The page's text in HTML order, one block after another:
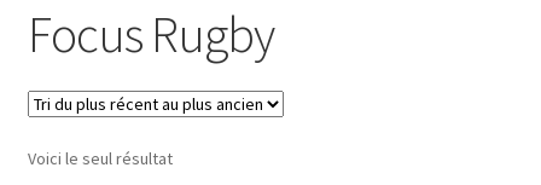
Focus Rugby
Voici le seul résultat